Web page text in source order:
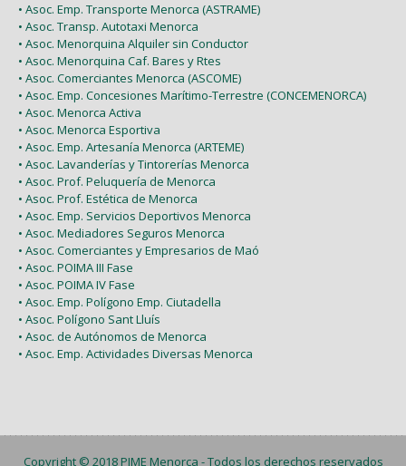
• Asoc. Emp. Transporte Menorca (ASTRAME)
• Asoc. Transp. Autotaxi Menorca
• Asoc. Menorquina Alquiler sin Conductor
• Asoc. Menorquina Caf. Bares y Rtes
• Asoc. Comerciantes Menorca (ASCOME)
• Asoc. Emp. Concesiones Marítimo-Terrestre (CONCEMENORCA)
• Asoc. Menorca Activa
• Asoc. Menorca Esportiva
• Asoc. Emp. Artesanía Menorca (ARTEME)
• Asoc. Lavanderías y Tintorerías Menorca
• Asoc. Prof. Peluquería de Menorca
• Asoc. Prof. Estética de Menorca
• Asoc. Emp. Servicios Deportivos Menorca
• Asoc. Mediadores Seguros Menorca
• Asoc. Comerciantes y Empresarios de Maó
• Asoc. POIMA III Fase
• Asoc. POIMA IV Fase
• Asoc. Emp. Polígono Emp. Ciutadella
• Asoc. Polígono Sant Lluís
• Asoc. de Autónomos de Menorca
• Asoc. Emp. Actividades Diversas Menorca
Copyright © 2018PIME Menorca - Todos los derechos reservados